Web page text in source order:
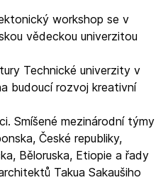
workshop se v
vědeckou univerzitou
Technické univerzity v
budoucí rozvoj kreativní
Smíšené mezinárodní týmy
České republiky,
Běloruska, Etiopie a řady
Takua Sakaušiho